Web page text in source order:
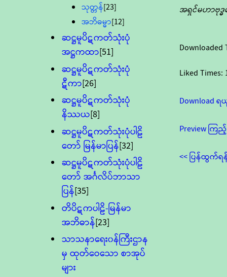
သုတ္တန်[23]
အဘိဓမ္မာ[12]
ဆဋ္ဌမူပိဋကတ်သုံးပုံ
အဋ္ဌကထာ[51]
ဆဋ္ဌမူပိဋကတ်သုံးပုံ
ဋီကာ[26]
ဆဋ္ဌမူပိဋကတ်သုံးပုံ
နိဿယ[8]
ဆဋ္ဌမူပိဋကတ်သုံးပုံပါဠိ
တော် မြန်မာပြန်[32]
ဆဋ္ဌမူပိဋကတ်သုံးပုံပါဠိ
တော် အင်္ဂလိပ်ဘာသာ
ပြန်[35]
တိပိဋကပါဠိ-မြန်မာ
အဘိဓာန်[23]
သာသနာရေး၀န်ကြီးဌာန
မှ ထုတ်ဝေသော စာအုပ်
များ
အရှင်မဟာဗု
Downloaded
Liked Times:
Download
Preview ကြ
<< ပြန်ထွက်ရ